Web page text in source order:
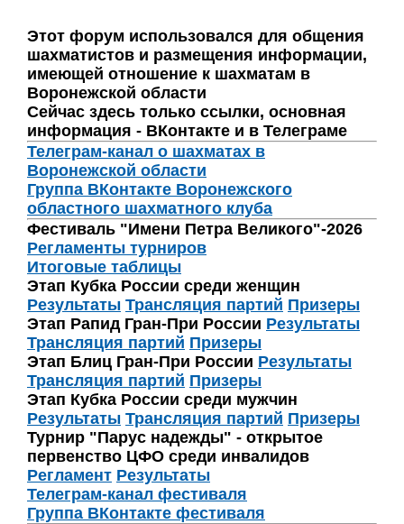
Этот форум использовался для общения
шахматистов и размещения информации,
имеющей отношение к шахматам в
Воронежской области
Сейчас здесь только ссылки, основная
информация - ВКонтакте и в Телеграме
Телеграм-канал о шахматах в
Воронежской области
Группа ВКонтакте Воронежского
областного шахматного клуба
Фестиваль "Имени Петра Великого"-2026
Регламенты турниров
Итоговые таблицы
Этап Кубка России среди женщин
Результаты Трансляция партий Призеры
Этап Рапид Гран-При России Результаты
Трансляция партий Призеры
Этап Блиц Гран-При России Результаты
Трансляция партий Призеры
Этап Кубка России среди мужчин
Результаты Трансляция партий Призеры
Турнир "Парус надежды" - открытое
первенство ЦФО среди инвалидов
Регламент Результаты
Телеграм-канал фестиваля
Группа ВКонтакте фестиваля